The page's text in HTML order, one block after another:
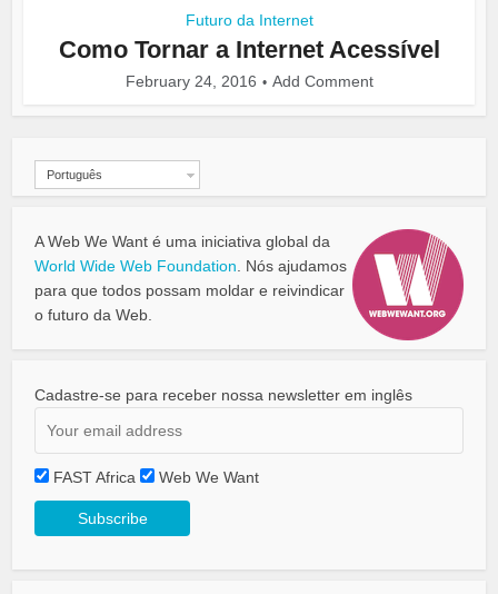
Futuro da Internet
Como Tornar a Internet Acessível
February 24, 2016 Add Comment
Português
A Web We Want é uma iniciativa global da
World Wide Web Foundation . Nós ajudamos
para que todos possam moldar e reivindicar
o futuro da Web.
Cadastre-se para receber nossa newsletter em inglês
FAST Africa Web We Want